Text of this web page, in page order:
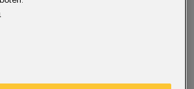
sich um Kinder und
6 und 25 Jahren, die viel
verbringen, „auch weil
Zuhause haben“, wie